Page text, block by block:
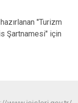
"Turizm
Şartnamesi" için